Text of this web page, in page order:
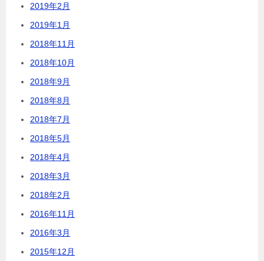
2019年2月
2019年1月
2018年11月
2018年10月
2018年9月
2018年8月
2018年7月
2018年5月
2018年4月
2018年3月
2018年2月
2016年11月
2016年3月
2015年12月